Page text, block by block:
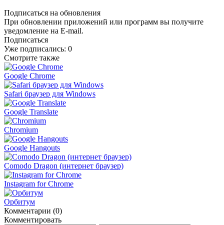
Подписаться на обновления
При обновлении приложений или программ вы получите
уведомление на E-mail.
Подписаться
Уже подписались: 0
Смотрите также
Google Chrome
Safari браузер для Windows
Google Translate
Chromium
Google Hangouts
Comodo Dragon (интернет браузер)
Instagram for Chrome
Орбитум
Комментарии (0)
Комментировать